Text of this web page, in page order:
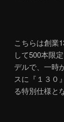
こちらは創業
して500本限
デルで、一時
スに『１３０
る特別仕様と